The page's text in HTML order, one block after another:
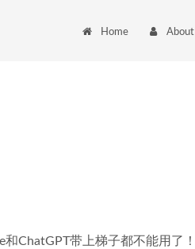
Home About
和ChatGPT带上梯子都不能用了！